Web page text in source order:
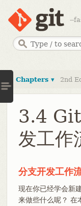
--
Chapters ▾ 2nd
3.4
发工作
分支开发工作
现在你已经学会新
来做些什么呢？ 在